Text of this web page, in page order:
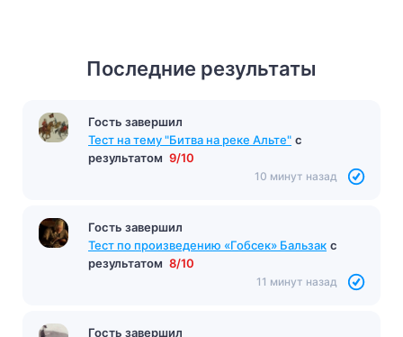
Последние результаты
Гость завершил
Тест на тему "Битва на реке Альте" с
результатом 9/10
10 минут назад
Гость завершил
Тест по произведению «Гобсек» Бальзак с
результатом 8/10
11 минут назад
Гость завершил